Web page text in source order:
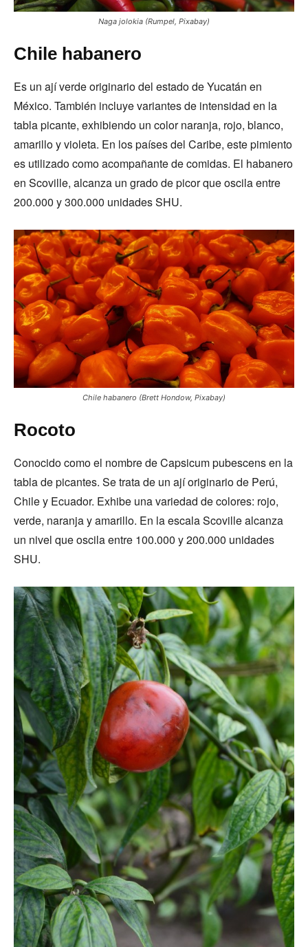
Naga jolokia (Rumpel, Pixabay)
Chile habanero
Es un ají verde originario del estado de Yucatán en
México. También incluye variantes de intensidad en la
tabla picante, exhibiendo un color naranja, rojo, blanco,
amarillo y violeta. En los países del Caribe, este pimiento
es utilizado como acompañante de comidas. El habanero
en Scoville, alcanza un grado de picor que oscila entre
200.000 y 300.000 unidades SHU.
Chile habanero (Brett Hondow, Pixabay)
Rocoto
Conocido como el nombre de Capsicum pubescens en la
tabla de picantes. Se trata de un ají originario de Perú,
Chile y Ecuador. Exhibe una variedad de colores: rojo,
verde, naranja y amarillo. En la escala Scoville alcanza
un nivel que oscila entre 100.000 y 200.000 unidades
SHU.